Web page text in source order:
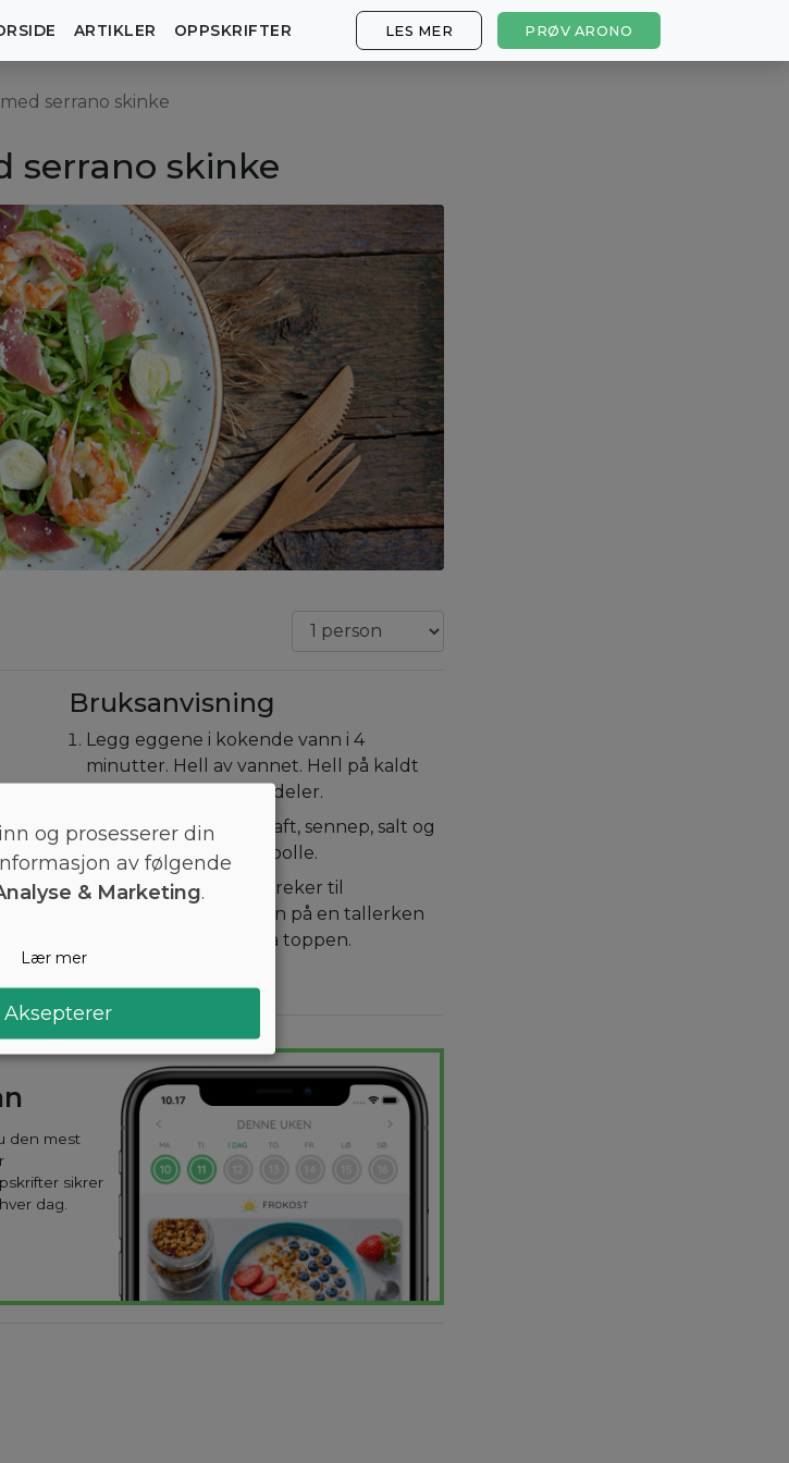
ARTIKLER OPPSKRIFTER LES MER PRØV ARONO
serrano skinke
serrano skinke
Bruksanvisning
Legg eggene i kokende vann i 4
minutter. Hell av vannet. Hell på kaldt
vann. Pileegg og halvdeler.
Visp olivenolje, sitronsaft, sennep, salt og
pepper sammen i en bolle.
Vend ruccola og tigerreker til
dressingen. Server den på en tallerken
med skinke og egg på toppen.
den mest
sikrer
dag.
og prosesserer din
av følgende
& Marketing.
Lær mer
Aksepterer